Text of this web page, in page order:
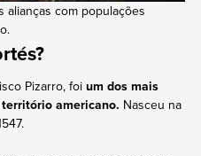
alianças com populações
Pizarro, foium dos mais
americano. Nasceu na